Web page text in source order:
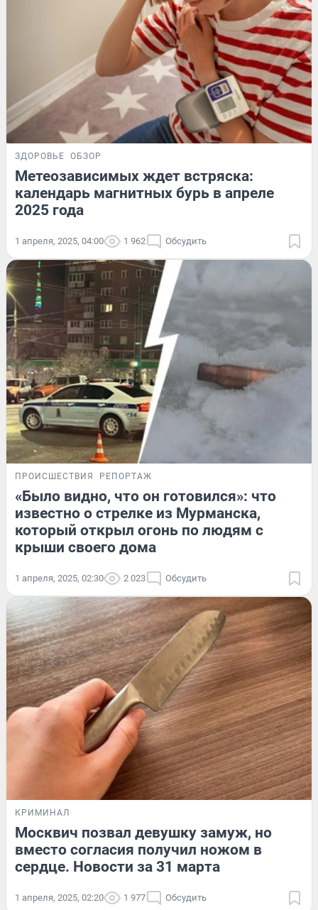
ЗДОРОВЬЕ ОБЗОР
Метеозависимых ждет встряска:
календарь магнитных бурь в апреле
2025 года
1 апреля, 2025, 04:00 1 962 Обсудить
ПРОИСШЕСТВИЯ РЕПОРТАЖ
«Было видно, что он готовился»: что
известно о стрелке из Мурманска,
который открыл огонь по людям с
крыши своего дома
1 апреля, 2025, 02:30 2 023 Обсудить
КРИМИНАЛ
Москвич позвал девушку замуж, но
вместо согласия получил ножом в
сердце. Новости за 31 марта
1 апреля, 2025, 02:20 1 977 Обсудить